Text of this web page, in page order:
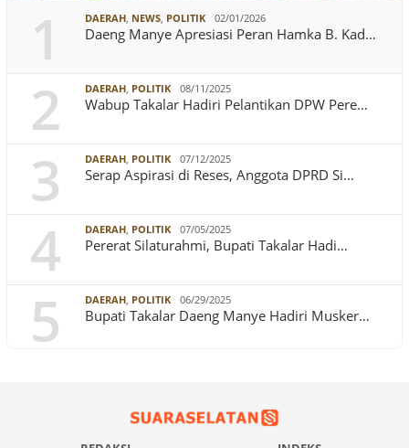
1 DAERAH, NEWS, POLITIK 02/01/2026
Daeng Manye Apresiasi Peran Hamka B. Kad…
2 DAERAH, POLITIK 08/11/2025
Wabup Takalar Hadiri Pelantikan DPW Pere…
3 DAERAH, POLITIK 07/12/2025
Serap Aspirasi di Reses, Anggota DPRD Si…
4 DAERAH, POLITIK 07/05/2025
Pererat Silaturahmi, Bupati Takalar Hadi…
5 DAERAH, POLITIK 06/29/2025
Bupati Takalar Daeng Manye Hadiri Musker…